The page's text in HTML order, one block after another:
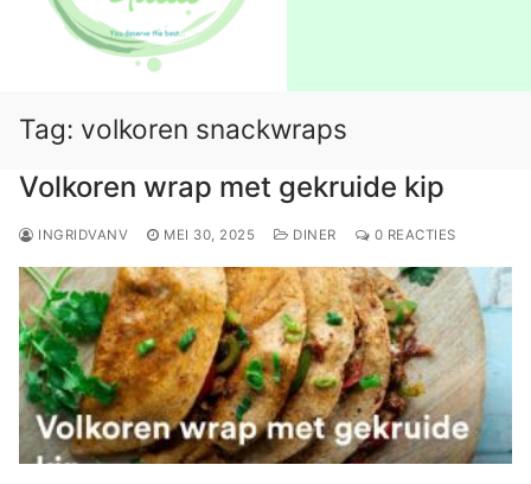
Tag: volkoren snackwraps
Volkoren wrap met gekruide kip
INGRIDVANV MEI 30, 2025 DINER 0 REACTIES